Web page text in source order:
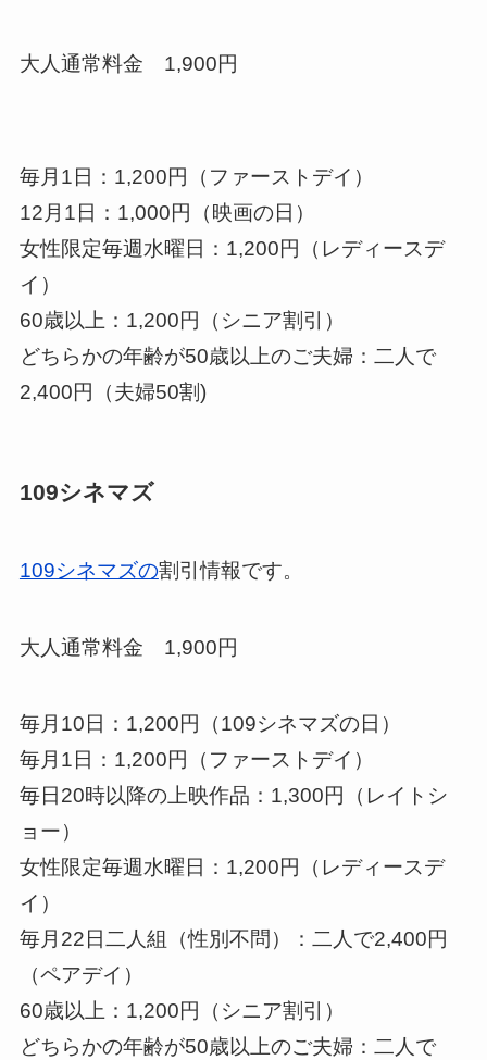
大人通常料金 1,900円
毎月1日：1,200円（ファーストデイ）
12月1日：1,000円（映画の日）
女性限定毎週水曜日：1,200円（レディースデ
イ）
60歳以上：1,200円（シニア割引）
どちらかの年齢が50歳以上のご夫婦：二人で
2,400円（夫婦50割)
109シネマズ
109シネマズの割引情報です。
大人通常料金 1,900円
毎月10日：1,200円（109シネマズの日）
毎月1日：1,200円（ファーストデイ）
毎日20時以降の上映作品：1,300円（レイトシ
ョー）
女性限定毎週水曜日：1,200円（レディースデ
イ）
毎月22日二人組（性別不問）：二人で2,400円
（ペアデイ）
60歳以上：1,200円（シニア割引）
どちらかの年齢が50歳以上のご夫婦：二人で